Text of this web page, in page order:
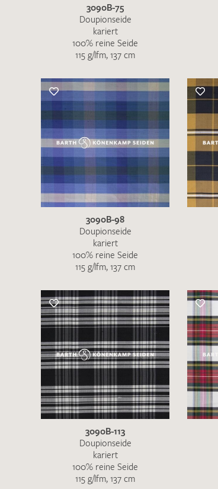
3090B-75
Doupionseide
kariert
100% reine Seide
115 g/lfm, 137 cm
3090B-98
Doupionseide
kariert
100% reine Seide
115 g/lfm, 137 cm
3090B-113
Doupionseide
kariert
100% reine Seide
115 g/lfm, 137 cm